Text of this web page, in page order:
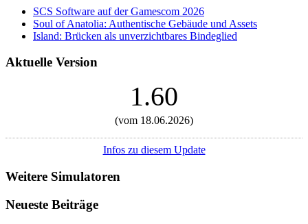
SCS Software auf der Gamescom 2026
Soul of Anatolia: Authentische Gebäude und Assets
Island: Brücken als unverzichtbares Bindeglied
Aktuelle Version
1.60
(vom 18.06.2026)
Infos zu diesem Update
Weitere Simulatoren
Neueste Beiträge